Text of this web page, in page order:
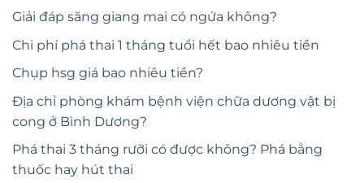
Giải đáp săng giang mai có ngứa không?
Chi phí phá thai 1 tháng tuổi hết bao nhiêu tiền
Chụp hsg giá bao nhiêu tiền?
Địa chỉ phòng khám bệnh viện chữa dương vật bị
cong ở Bình Dương?
Phá thai 3 tháng rưỡi có được không? Phá bằng
thuốc hay hút thai